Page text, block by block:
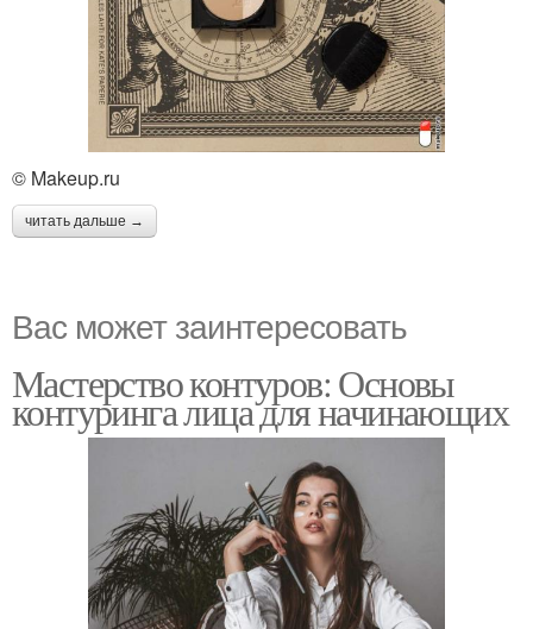
© Makeup.ru
читать дальше →
Вас может заинтересовать
Мастерство контуров: Основы
контуринга лица для начинающих